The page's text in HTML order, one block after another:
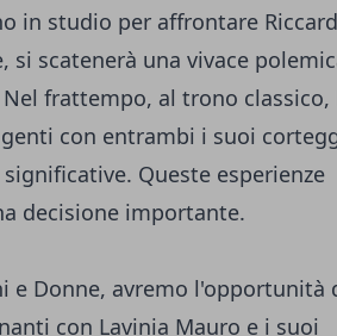
in studio per affrontare
si scatenerà una vivace
frattempo, al trono classico,
con entrambi i suoi
Queste esperienze
decisione importante.
e Donne, avremo l'opportunità
con Lavinia Mauro e i suoi